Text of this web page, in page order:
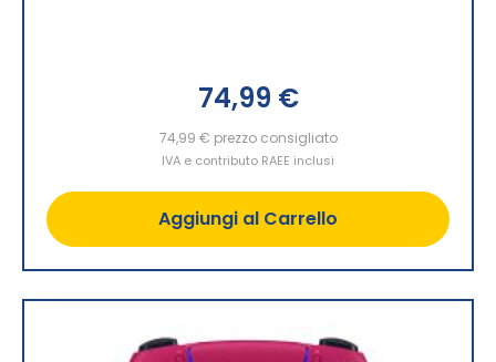
74,99 €
74,99 € prezzo consigliato
IVA e contributo RAEE inclusi
Aggiungi al Carrello